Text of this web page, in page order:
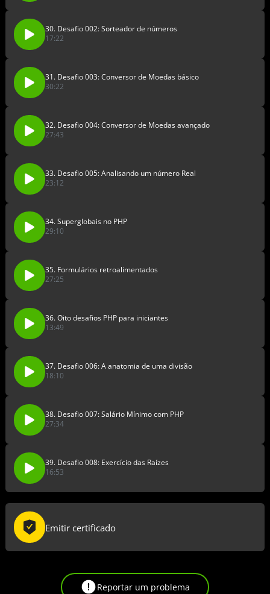
30. Desafio 002: Sorteador de números
17:22
31. Desafio 003: Conversor de Moedas básico
30:22
32. Desafio 004: Conversor de Moedas avançado
27:43
33. Desafio 005: Analisando um número Real
23:12
34. Superglobais no PHP
29:10
35. Formulários retroalimentados
27:25
36. Oito desafios PHP para iniciantes
13:49
37. Desafio 006: A anatomia de uma divisão
18:10
38. Desafio 007: Salário Mínimo com PHP
27:34
39. Desafio 008: Exercício das Raízes
16:53
Emitir certificado
Reportar um problema